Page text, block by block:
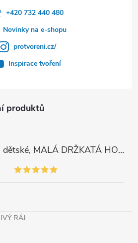
produktů
Tričko s potiskem, dětské, MALÁ DRŽKATÁ HOLKA, 1 ks
RÁJ
+420 732 440 480
Novinky na e-shopu
protvoreni.cz/
Inspirace tvoření